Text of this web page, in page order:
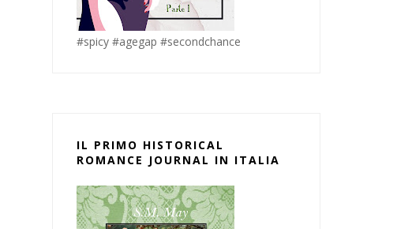
#spicy #agegap #secondchance
IL PRIMO HISTORICAL
ROMANCE JOURNAL IN ITALIA